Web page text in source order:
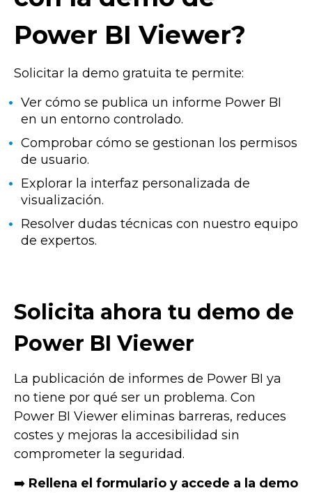
Power BI Viewer?
Solicitar la demo gratuita te permite:
Ver cómo se publica un informe Power BI
en un entorno controlado.
Comprobar cómo se gestionan los permisos
de usuario.
Explorar la interfaz personalizada de
visualización.
Resolver dudas técnicas con nuestro equipo
de expertos.
Solicita ahora tu demo de
Power BI Viewer
La publicación de informes de Power BI ya
no tiene por qué ser un problema. Con
Power BI Viewer eliminas barreras, reduces
costes y mejoras la accesibilidad sin
comprometer la seguridad.
➡️ Rellena el formulario y accede a la demo